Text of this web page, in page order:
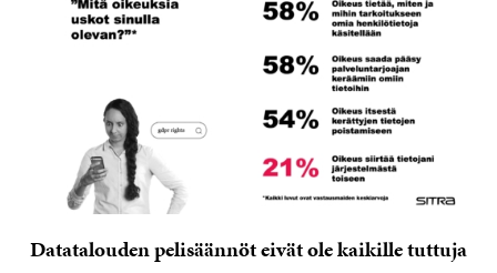
Datatalouden pelisäännöt eivät ole kaikille tuttuja